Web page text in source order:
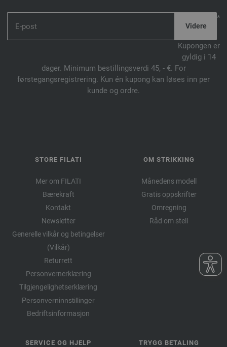
*
Kupongen er
gyldig i 14
dager. Minimum bestillingsverdi 45, - €. For
førstegangsregistrering. Kun én kupong kan løses inn per
kunde og ordre.
STORE FILATI
Mer om FILATI
Bærekraft
Kontakt
Newsletter
Generelle vilkår og betingelser
(Vilkår)
Returrett
Personvernerklæring
Tilgjengelighetserklæring
Personverninnstillinger
Bedriftsinformasjon
OM STRIKKING
Månedens modell
Gratis oppskrifter
Omregning
Råd om stell
SERVICE OG HJELP TRYGG BETALING